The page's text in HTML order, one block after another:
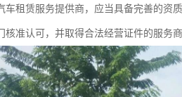
车租赁服务提供商，应当具备完善的资质
核准认可，并取得合法经营证件的服务